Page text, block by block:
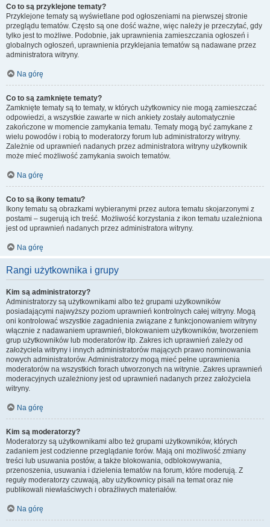
Co to są przyklejone tematy?
Przyklejone tematy są wyświetlane pod ogłoszeniami na pierwszej stronie
przeglądu tematów. Często są one dość ważne, więc należy je przeczytać, gdy
tylko jest to możliwe. Podobnie, jak uprawnienia zamieszczania ogłoszeń i
globalnych ogłoszeń, uprawnienia przyklejania tematów są nadawane przez
administratora witryny.
Na górę
Co to są zamknięte tematy?
Zamknięte tematy są to tematy, w których użytkownicy nie mogą zamieszczać
odpowiedzi, a wszystkie zawarte w nich ankiety zostały automatycznie
zakończone w momencie zamykania tematu. Tematy mogą być zamykane z
wielu powodów i robią to moderatorzy forum lub administratorzy witryny.
Zależnie od uprawnień nadanych przez administratora witryny użytkownik
może mieć możliwość zamykania swoich tematów.
Na górę
Co to są ikony tematu?
Ikony tematu są obrazkami wybieranymi przez autora tematu skojarzonymi z
postami – sugerują ich treść. Możliwość korzystania z ikon tematu uzależniona
jest od uprawnień nadanych przez administratora witryny.
Na górę
Rangi użytkownika i grupy
Kim są administratorzy?
Administratorzy są użytkownikami albo też grupami użytkowników
posiadającymi najwyższy poziom uprawnień kontrolnych całej witryny. Mogą
oni kontrolować wszystkie zagadnienia związane z funkcjonowaniem witryny
włącznie z nadawaniem uprawnień, blokowaniem użytkowników, tworzeniem
grup użytkowników lub moderatorów itp. Zakres ich uprawnień zależy od
założyciela witryny i innych administratorów mających prawo nominowania
nowych administratorów. Administratorzy mogą mieć pełne uprawnienia
moderatorów na wszystkich forach utworzonych na witrynie. Zakres uprawnień
moderacyjnych uzależniony jest od uprawnień nadanych przez założyciela
witryny.
Na górę
Kim są moderatorzy?
Moderatorzy są użytkownikami albo też grupami użytkowników, których
zadaniem jest codzienne przeglądanie forów. Mają oni możliwość zmiany
treści lub usuwania postów, a także blokowania, odblokowywania,
przenoszenia, usuwania i dzielenia tematów na forum, które moderują. Z
reguły moderatorzy czuwają, aby użytkownicy pisali na temat oraz nie
publikowali niewłaściwych i obraźliwych materiałów.
Na górę